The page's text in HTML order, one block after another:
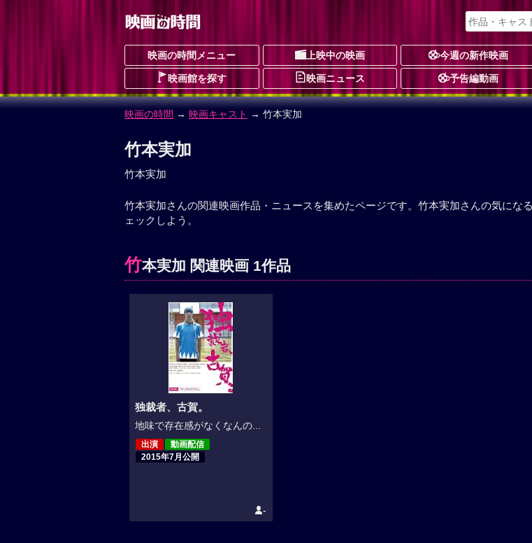
映画の時間メニュー 上映中の映画 今週の新作映画
映画館を探す 映画ニュース 予告編動画
映画の時間 → 映画キャスト → 竹本実加
竹本実加
竹本実加
竹本実加さんの関連映画作品・ニュースを集めたページです。竹本実加さんの気にな
ェックしよう。
竹本実加 関連映画 1作品
独裁者、古賀。
地味で存在感がなくなんの...
出演
動画配信
2015年7月公開
-